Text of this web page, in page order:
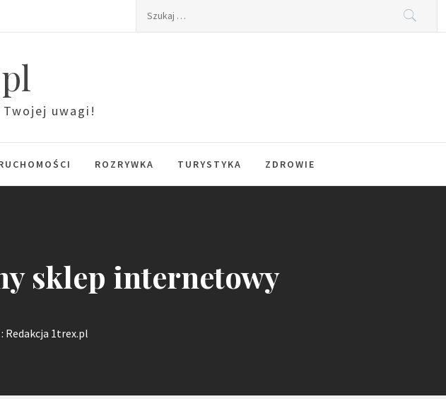
Szukaj:
uwagi!
ROZRYWKA TURYSTYKA ZDROWIE
sklep internetowy
Redakcja 1trex.pl